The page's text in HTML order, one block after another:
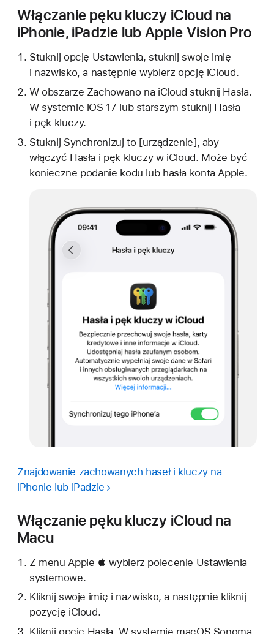
Włączanie pęku kluczy iCloud na
iPhonie, iPadzie lub Apple Vision Pro
Stuknij opcję Ustawienia, stuknij swoje imię
i nazwisko, a następnie wybierz opcję iCloud.
W obszarze Zachowano na iCloud stuknij Hasła.
W systemie iOS 17 lub starszym stuknij Hasła
i pęk kluczy.
Stuknij Synchronizuj to [urządzenie], aby
włączyć Hasła i pęk kluczy w iCloud. Może być
konieczne podanie kodu lub hasła konta Apple.
Znajdowanie zachowanych haseł i kluczy na
iPhonie lub iPadzie
Włączanie pęku kluczy iCloud na
Macu
Z menu Apple  wybierz polecenie Ustawienia
systemowe.
Kliknij swoje imię i nazwisko, a następnie kliknij
pozycję iCloud.